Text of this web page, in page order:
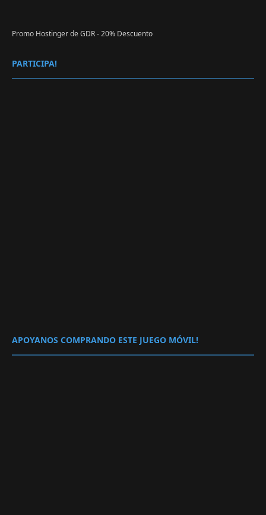
Promo Hostinger de GDR - 20% Descuento
PARTICIPA!
APOYANOS COMPRANDO ESTE JUEGO MÓVIL!